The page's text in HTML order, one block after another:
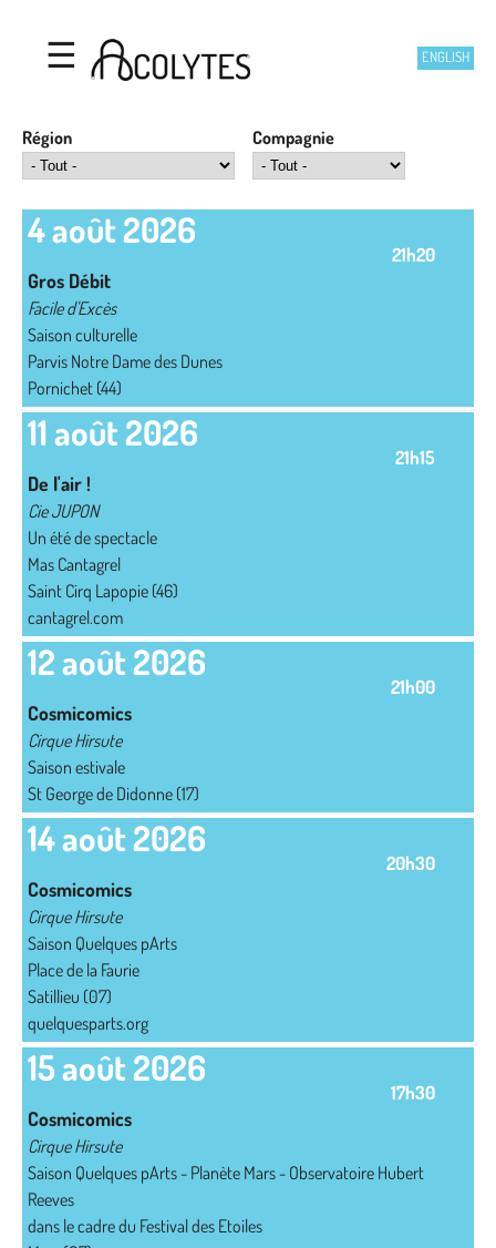
Acolytes
☰ ENGLISH
Région Compagnie
4 août 2026
21h20
Gros Débit
Facile d'Excès
Saison culturelle
Parvis Notre Dame des Dunes
Pornichet (44)
11 août 2026
21h15
De l'air !
Cie JUPON
Un été de spectacle
Mas Cantagrel
Saint Cirq Lapopie (46)
cantagrel.com
12 août 2026
21h00
Cosmicomics
Cirque Hirsute
Saison estivale
St George de Didonne (17)
14 août 2026
20h30
Cosmicomics
Cirque Hirsute
Saison Quelques pArts
Place de la Faurie
Satillieu (07)
quelquesparts.org
15 août 2026
17h30
Cosmicomics
Cirque Hirsute
Saison Quelques pArts - Planète Mars - Observatoire Hubert
Reeves
dans le cadre du Festival des Etoiles